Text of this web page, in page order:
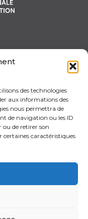
des technologies
aux informations des
nous permettra de
de navigation ou les ID
ou de retirer son
caractéristiques